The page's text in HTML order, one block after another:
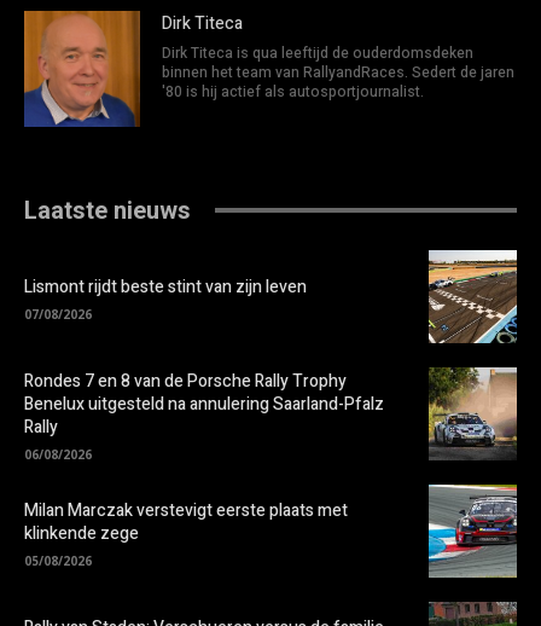
Dirk Titeca
Dirk Titeca is qua leeftijd de ouderdomsdeken
binnen het team van RallyandRaces. Sedert de jaren
'80 is hij actief als autosportjournalist.
Laatste nieuws
Lismont rijdt beste stint van zijn leven
07/08/2026
Rondes 7 en 8 van de Porsche Rally Trophy
Benelux uitgesteld na annulering Saarland-Pfalz
Rally
06/08/2026
Milan Marczak verstevigt eerste plaats met
klinkende zege
05/08/2026